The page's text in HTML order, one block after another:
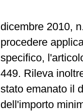
dicembre 2010,
procedere
specifico,
449. Rileva
stato emanato il
dell'importo